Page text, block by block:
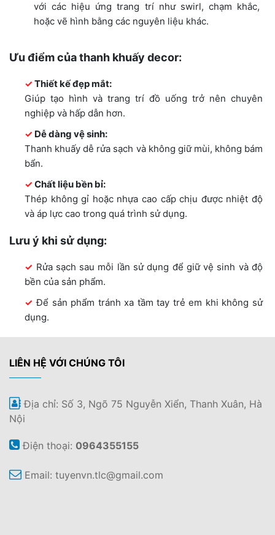
với các hiệu ứng trang trí như swirl, chạm khắc,
hoặc vẽ hình bằng các nguyên liệu khác.
Ưu điểm của thanh khuấy decor:
Thiết kế đẹp mắt:
Giúp tạo hình và trang trí đồ uống trở nên chuyên
nghiệp và hấp dẫn hơn.
Dễ dàng vệ sinh:
Thanh khuấy dễ rửa sạch và không giữ mùi, không bám
bẩn.
Chất liệu bền bỉ:
Thép không gỉ hoặc nhựa cao cấp chịu được nhiệt độ
và áp lực cao trong quá trình sử dụng.
Lưu ý khi sử dụng:
Rửa sạch sau mỗi lần sử dụng để giữ vệ sinh và độ
bền của sản phẩm.
Để sản phẩm tránh xa tầm tay trẻ em khi không sử
dụng.
LIÊN HỆ VỚI CHÚNG TÔI
Địa chỉ: Số 3, Ngõ 75 Nguyễn Xiển, Thanh Xuân, Hà
Nội
Điện thoại: 0964355155
Email: tuyenvn.tlc@gmail.com